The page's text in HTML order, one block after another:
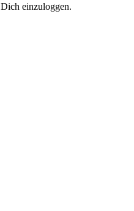
einzuloggen.